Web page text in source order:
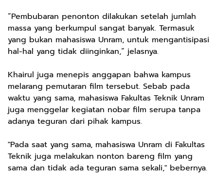
“Pembubaran penonton dilakukan setelah jumlah
massa yang berkumpul sangat banyak. Termasuk
yang bukan mahasiswa Unram, untuk mengantisipasi
hal-hal yang tidak diinginkan,” jelasnya.
Khairul juga menepis anggapan bahwa kampus
melarang pemutaran film tersebut. Sebab pada
waktu yang sama, mahasiswa Fakultas Teknik Unram
juga menggelar kegiatan nobar film serupa tanpa
adanya teguran dari pihak kampus.
"Pada saat yang sama, mahasiswa Unram di Fakultas
Teknik juga melakukan nonton bareng film yang
sama dan tidak ada teguran sama sekali," bebernya.